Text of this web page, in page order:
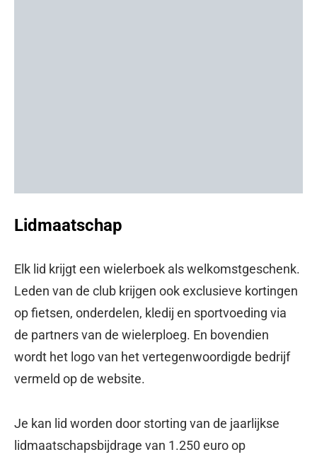
Lidmaatschap
Elk lid krijgt een wielerboek als welkomstgeschenk.
Leden van de club krijgen ook exclusieve kortingen
op fietsen, onderdelen, kledij en sportvoeding via
de partners van de wielerploeg. En bovendien
wordt het logo van het vertegenwoordigde bedrijf
vermeld op de website.
Je kan lid worden door storting van de jaarlijkse
lidmaatschapsbijdrage van 1.250 euro op